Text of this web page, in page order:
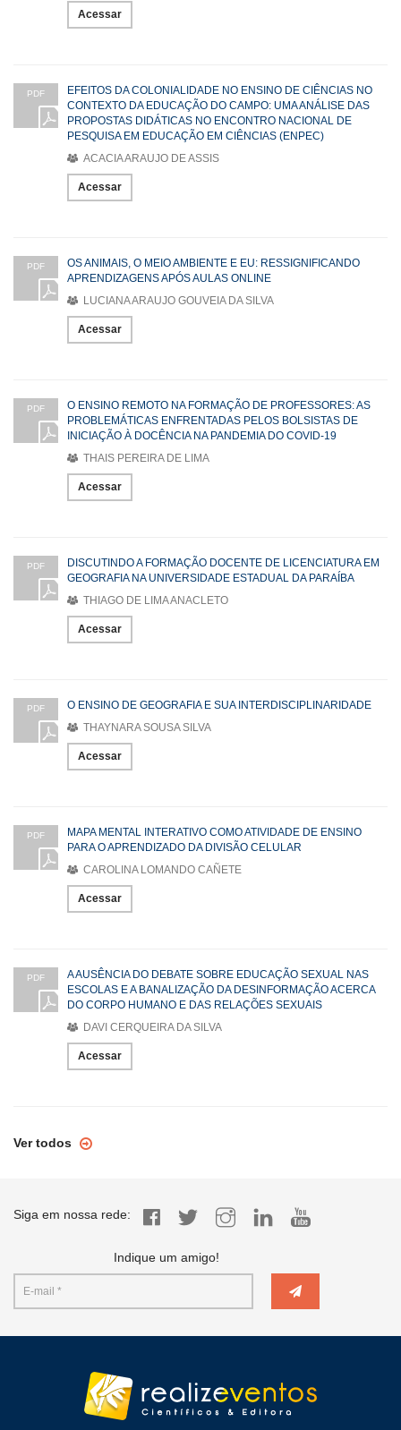
Acessar
PDF
EFEITOS DA COLONIALIDADE NO ENSINO DE CIÊNCIAS NO
CONTEXTO DA EDUCAÇÃO DO CAMPO: UMA ANÁLISE DAS
PROPOSTAS DIDÁTICAS NO ENCONTRO NACIONAL DE
PESQUISA EM EDUCAÇÃO EM CIÊNCIAS (ENPEC)
ACACIA ARAUJO DE ASSIS
Acessar
PDF
OS ANIMAIS, O MEIO AMBIENTE E EU: RESSIGNIFICANDO
APRENDIZAGENS APÓS AULAS ONLINE
LUCIANA ARAUJO GOUVEIA DA SILVA
Acessar
PDF
O ENSINO REMOTO NA FORMAÇÃO DE PROFESSORES: AS
PROBLEMÁTICAS ENFRENTADAS PELOS BOLSISTAS DE
INICIAÇÃO À DOCÊNCIA NA PANDEMIA DO COVID-19
THAIS PEREIRA DE LIMA
Acessar
PDF
DISCUTINDO A FORMAÇÃO DOCENTE DE LICENCIATURA EM
GEOGRAFIA NA UNIVERSIDADE ESTADUAL DA PARAÍBA
THIAGO DE LIMA ANACLETO
Acessar
PDF
O ENSINO DE GEOGRAFIA E SUA INTERDISCIPLINARIDADE
THAYNARA SOUSA SILVA
Acessar
PDF
MAPA MENTAL INTERATIVO COMO ATIVIDADE DE ENSINO
PARA O APRENDIZADO DA DIVISÃO CELULAR
CAROLINA LOMANDO CAÑETE
Acessar
PDF
A AUSÊNCIA DO DEBATE SOBRE EDUCAÇÃO SEXUAL NAS
ESCOLAS E A BANALIZAÇÃO DA DESINFORMAÇÃO ACERCA
DO CORPO HUMANO E DAS RELAÇÕES SEXUAIS
DAVI CERQUEIRA DA SILVA
Acessar
Ver todos
Siga em nossa rede:
Indique um amigo!